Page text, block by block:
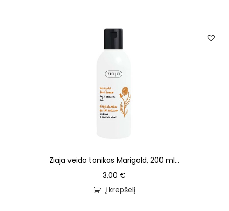
Ziaja veido tonikas Marigold, 200 ml...
3,00€
Į krepšelį